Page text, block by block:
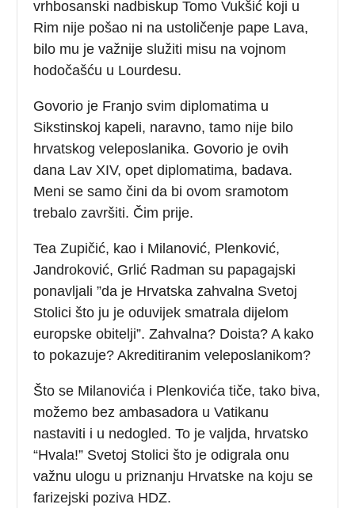
vrhbosanski nadbiskup Tomo Vukšić koji u
Rim nije pošao ni na ustoličenje pape Lava,
bilo mu je važnije služiti misu na vojnom
hodočašću u Lourdesu.
Govorio je Franjo svim diplomatima u
Sikstinskoj kapeli, naravno, tamo nije bilo
hrvatskog veleposlanika. Govorio je ovih
dana Lav XIV, opet diplomatima, badava.
Meni se samo čini da bi ovom sramotom
trebalo završiti. Čim prije.
Tea Zupičić, kao i Milanović, Plenković,
Jandroković, Grlić Radman su papagajski
ponavljali ”da je Hrvatska zahvalna Svetoj
Stolici što ju je oduvijek smatrala dijelom
europske obitelji”. Zahvalna? Doista? A kako
to pokazuje? Akreditiranim veleposlanikom?
Što se Milanovića i Plenkovića tiče, tako biva,
možemo bez ambasadora u Vatikanu
nastaviti i u nedogled. To je valjda, hrvatsko
“Hvala!” Svetoj Stolici što je odigrala onu
važnu ulogu u priznanju Hrvatske na koju se
farizejski poziva HDZ.